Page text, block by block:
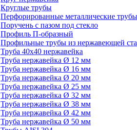
Круглые трубы
Перфорированные металлические трубы
Поручень с пазом под стекло
Профиль П-образный
Профильные трубы из нержавеющей
Труба 40х40 нержавейка
Труба нержавейка Ø 12 мм
Труба нержавейка Ø 16 мм
Труба нержавейка Ø 20 мм
Труба нержавейка Ø 25 мм
Труба нержавейка Ø 32 мм
Труба нержавейка Ø 38 мм
Труба нержавейка Ø 42 мм
Труба нержавейка Ø 50 мм